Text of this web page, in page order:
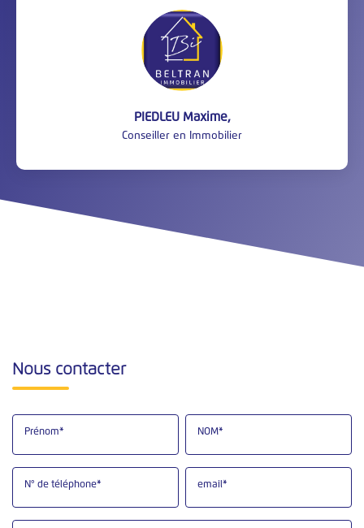
PIEDLEU Maxime,
Conseiller en Immobilier
Nous contacter
Prénom* NOM*
N° de téléphone* email*